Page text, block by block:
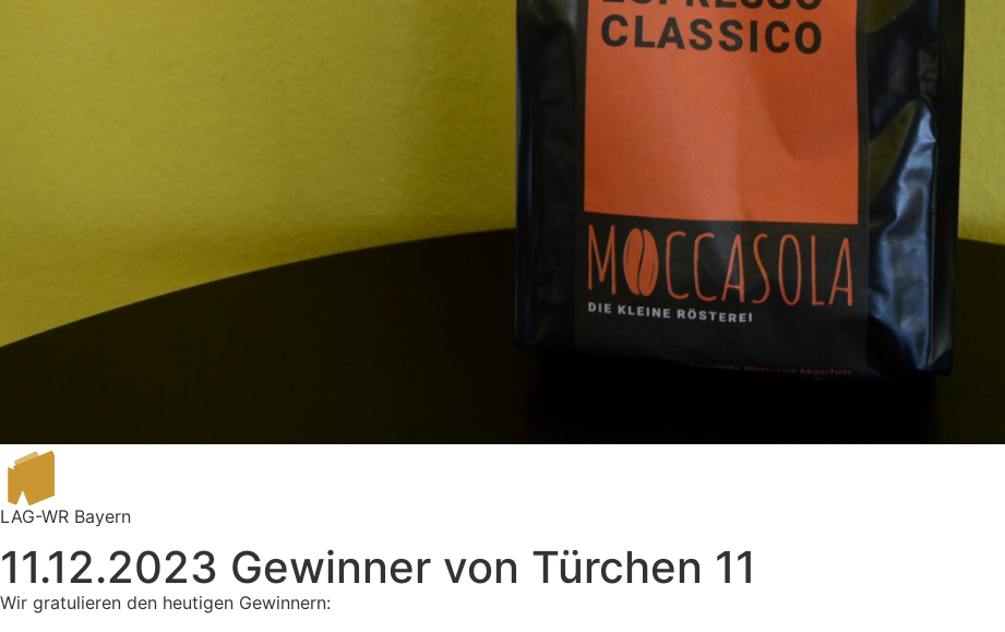
LAG-WR Bayern
11.12.2023 Gewinner von Türchen 11
Wir gratulieren den heutigen Gewinnern: